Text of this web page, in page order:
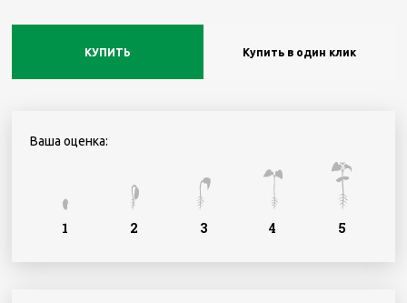
КУПИТЬ Купить в один клик
Ваша оценка:
5
4
3
2
1